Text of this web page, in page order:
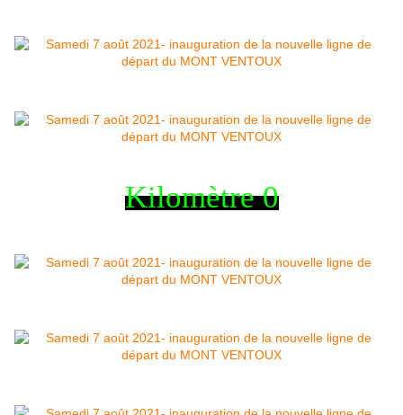
Kilomètre 0